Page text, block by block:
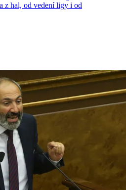
z hal, od vedení ligy i od